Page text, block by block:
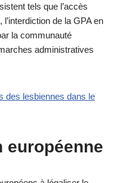
tels que l’accès
de la GPA en
la communauté
administratives
des lesbiennes dans le
européenne